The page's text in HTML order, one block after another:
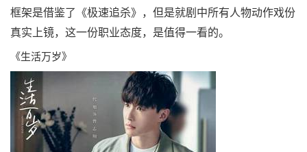
框架是借鉴了《极速追杀》，但是就剧中所有人物动作戏份
真实上镜，这一份职业态度，是值得一看的。
《生活万岁》